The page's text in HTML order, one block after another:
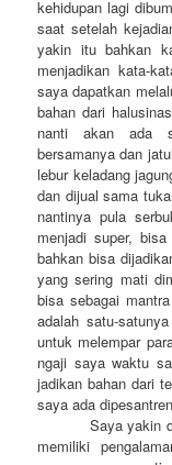
kehidupan lagi
saat setelah
yakin itu bahkan
menjadikan kata-
saya dapatkan
bahan dari
nanti akan ada
bersamanya dan
lebur keladang
dan dijual sama
nantinya pula
menjadi super,
bahkan bisa
yang sering mati
bisa sebagai
adalah satu-
untuk melempar
ngaji saya waktu
jadikan bahan dari
saya ada
Saya yakin
memiliki